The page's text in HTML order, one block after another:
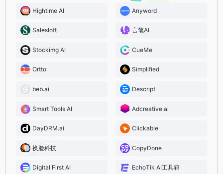
Hightime AI Anyword
Salesloft 言笔AI
Stockimg AI CueMe
Ortto Simplified
beb.ai Descript
Smart Tools AI Adcreative.ai
DayDRM.ai Clickable
换脸科技 CopyDone
Digital First AI EchoTik AI工具箱